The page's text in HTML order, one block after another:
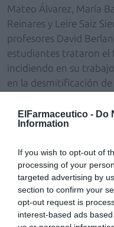
ElFarmaceutico - Do
Information
If you wish to opt-out of
processing of your
targeted advertising by
section to confirm your
opt-out request is
interest-based ads
Mateo Álvarez, María
Reinares y Leire Saiz
profesores David
estudiantes trataron el
incidiendo en su
en la desmitificación
El objetivo de los
orientado a contribuir
medicamentos por
trabajos quieren dotar
competencias
como el trabajo en